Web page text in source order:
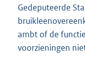
Gedeputeerde
ambt of de
voorzieningen